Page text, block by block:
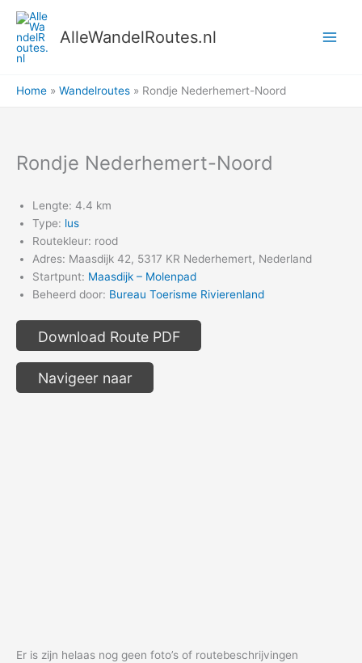
naar
inhoud
AlleWandelRoutes.nl
Home Wandelroutes Rondje Nederhemert-Noord
Rondje Nederhemert-Noord
Lengte: 4.4 km
Type: lus
Routekleur: rood
Adres: Maasdijk 42, 5317 KR Nederhemert, Nederland
Startpunt: Maasdijk – Molenpad
Beheerd door: Bureau Toerisme Rivierenland
Download Route PDF
Navigeer naar
Er is zijn helaas nog geen foto’s of routebeschrijvingen